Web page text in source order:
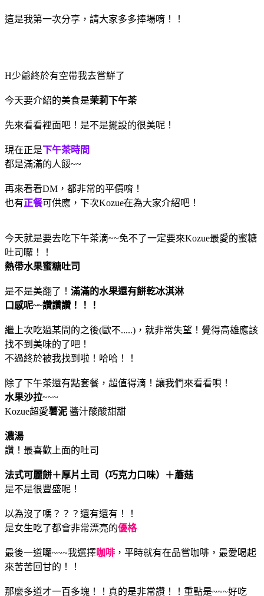
這是我第一次分享，請大家多多捧場唷！！
H少爺終於有空帶我去嘗鮮了
今天要介紹的美食是茉莉下午茶
先來看看裡面吧！是不是擺設的很美呢！
現在正是下午茶時間
都是滿滿的人餒~~
再來看看DM，都非常的平價唷！
也有正餐可供應，下次Kozue在為大家介紹吧！
今天就是要去吃下午茶滴~~免不了一定要來Kozue最愛的蜜糖
吐司囉！！
熱帶水果蜜糖吐司
是不是美翻了！ 滿滿的水果還有餅乾冰淇淋
口感呢~~讚讚讚！！！
繼上次吃過某間的之後(歐不.....)，就非常失望！覺得高雄應該
找不到美味的了吧！
不過終於被我找到啦！哈哈！！
除了下午茶還有點套餐，超值得滴！讓我們來看看唄！
水果沙拉~~~
Kozue超愛薯泥 醬汁酸酸甜甜
濃湯
讚！最喜歡上面的吐司
法式可麗餅＋厚片土司（巧克力口味）＋蘑菇
是不是很豐盛呢！
以為沒了嗎？？？還有還有！！
是女生吃了都會非常漂亮的優格
最後一道囉~~~我選擇咖啡 ，平時就有在品嘗咖啡，最愛喝起
來苦苦回甘的！！
那麼多道才一百多塊！！真的是非常讚！！重點是~~~好吃